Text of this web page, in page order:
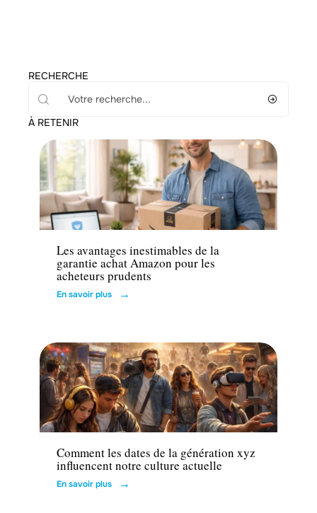
RECHERCHE
À RETENIR
Actu
Les avantages inestimables de la
garantie achat Amazon pour les
acheteurs prudents
En savoir plus
Actu
Comment les dates de la génération xyz
influencent notre culture actuelle
En savoir plus